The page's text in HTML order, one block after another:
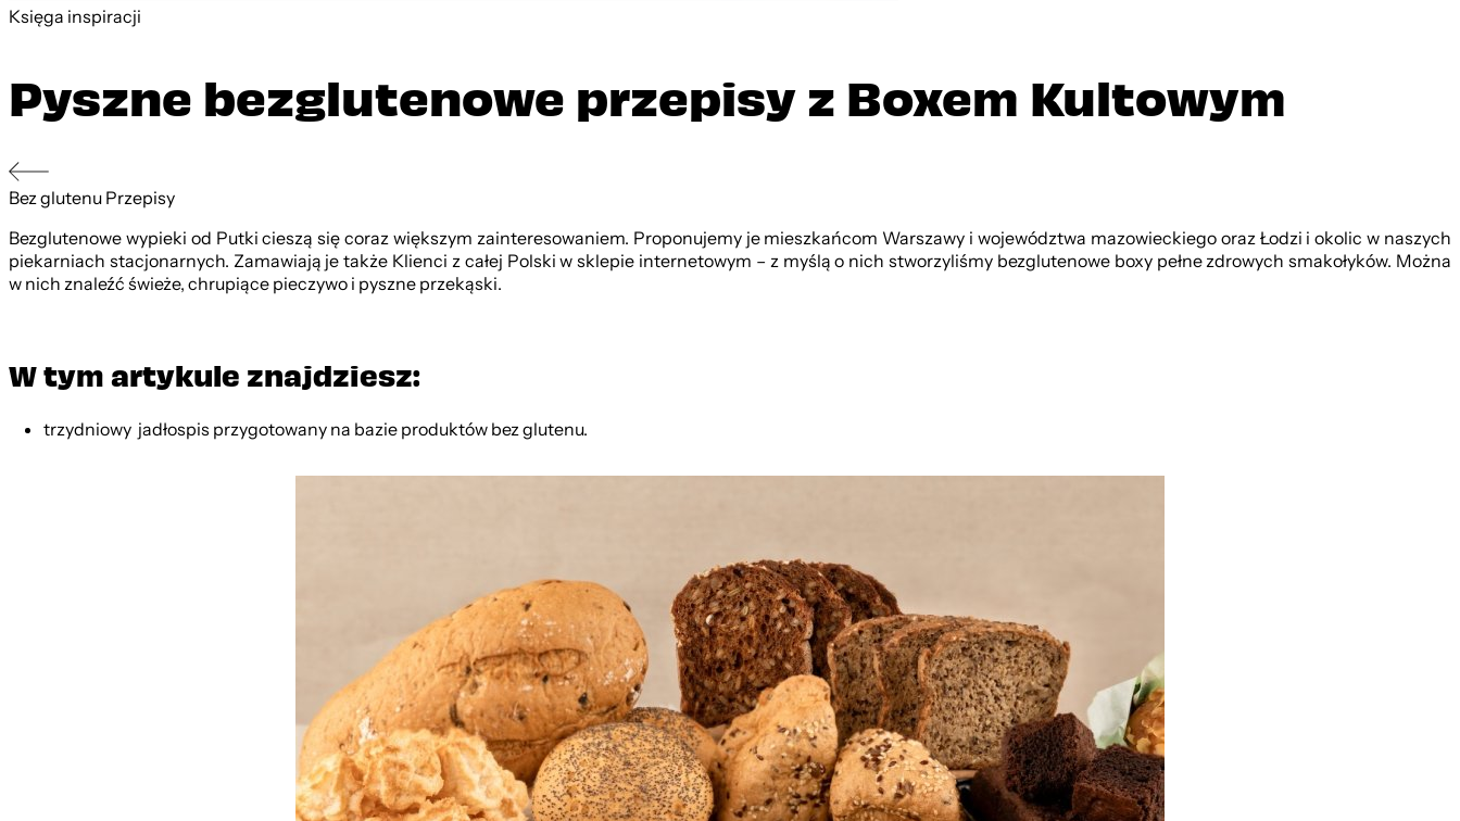
Księga inspiracji
Pyszne bezglutenowe przepisy z Boxem Kultowym
Bez glutenuPrzepisy
Bezglutenowe wypieki od Putki cieszą się coraz większym zainteresowaniem. Proponujemy je mieszkańcom Warszawy i województwa mazowieckiego oraz Łodzi i okolic w naszych
piekarniach stacjonarnych. Zamawiają je także Klienci z całej Polski w sklepie internetowym – z myślą o nich stworzyliśmy bezglutenowe boxy pełne zdrowych smakołyków. Można
w nich znaleźć świeże, chrupiące pieczywo i pyszne przekąski.
W tym artykule znajdziesz:
trzydniowy jadłospis przygotowany na bazie produktów bez glutenu.